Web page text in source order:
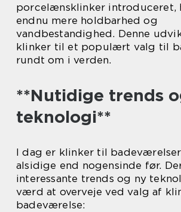
porcelænsklinker introduceret,
endnu mere holdbarhed og
vandbestandighed. Denne
klinker til et populært valg til
rundt om i verden.
**Nutidige trends
teknologi**
I dag er klinker til
alsidige end nogensinde før.
interessante trends og ny
værd at overveje ved valg af
badeværelse: